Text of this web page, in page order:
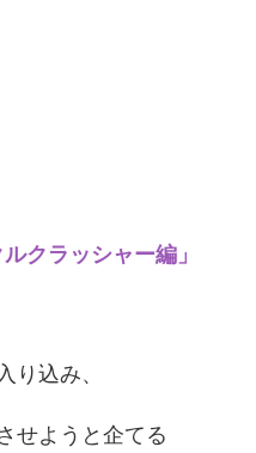
クラッシャー編」
り込み、
せようと企てる